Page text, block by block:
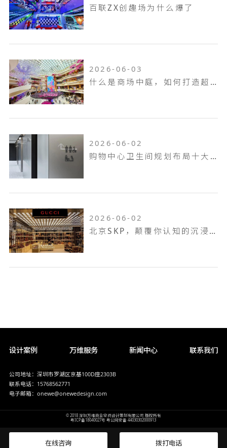
百联ZX创趣场为什么爆了
2026-06-03
什么是商场中庭，如何打造超吸金的商场中庭
2026-06-02
购物中心卫生间规划布局十大原则
2026-06-02
北京SKP，颠覆你认知的沉浸式购物中心设计
设计案例 万维服务 新闻中心 联系我们
公司地址：深圳市罗湖区京基100D座2303B
联系电话：15768562771
电子邮箱：onewe@onewedesign.com
© 2018 深圳万维商业空间设计策划有限公司 版权所有
粤ICP备18040027号 粤公网安备 44030302000913
在线咨询 拨打电话